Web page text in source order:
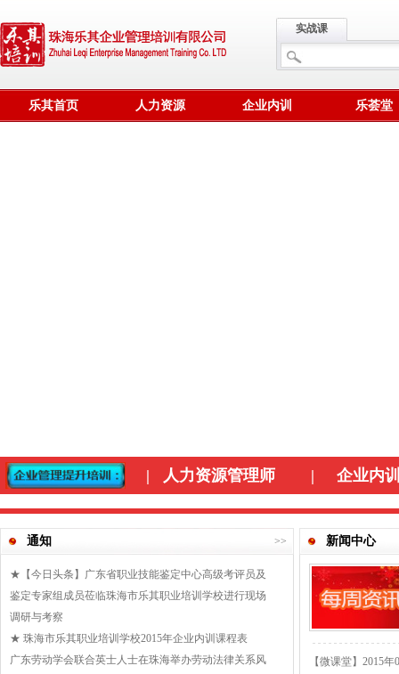
实战课
乐其首页 人力资源 企业内训 乐荟堂
| 人力资源管理师 | 企业内
通知 >>
★【今日头条】广东省职业技能鉴定中心高级考评员及
鉴定专家组成员莅临珠海市乐其职业培训学校进行现场
调研与考察
★ 珠海市乐其职业培训学校2015年企业内训课程表
广东劳动学会联合英士人士在珠海举办劳动法律关系风
新闻中心
【微课堂】2015